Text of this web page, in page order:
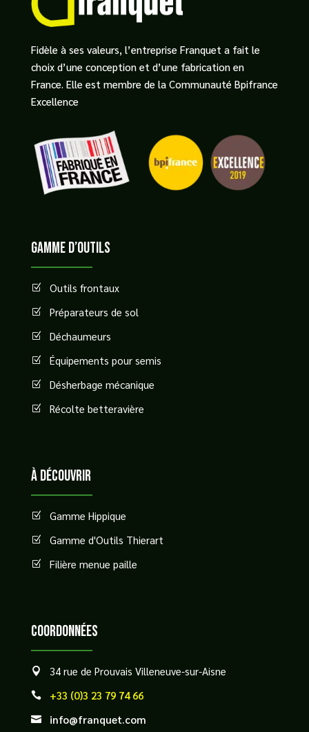
Fidèle à ses valeurs, l’entreprise Franquet a fait le
choix d’une conception et d’une fabrication en
France. Elle est membre de la Communauté Bpifrance
Excellence
GAMME D’OUTILS
Z Outils frontaux
Z Préparateurs de sol
Z Déchaumeurs
Z Équipements pour semis
Z Désherbage mécanique
Z Récolte betteravière
à découvrir
Z Gamme Hippique
Z Gamme d'Outils Thierart
Z Filière menue paille
Coordonnées
 34 rue de Prouvais Villeneuve-sur-Aisne
 +33 (0)3 23 79 74 66
 info@franquet.com